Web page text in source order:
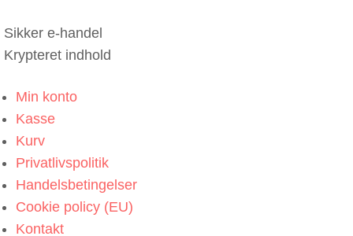
Sikker e-handel
Krypteret indhold
Min konto
Kasse
Kurv
Privatlivspolitik
Handelsbetingelser
Cookie policy (EU)
Kontakt